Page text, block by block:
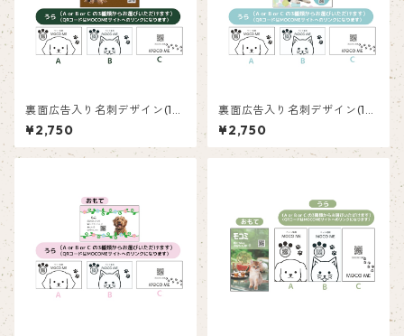
裏面広告入り名刺デザイン(1箱
50枚入り)_緑_GR001ad
¥2,750
裏面広告入り名刺デザイン(1箱
50枚入り)_水玉_PD001ad
¥2,750